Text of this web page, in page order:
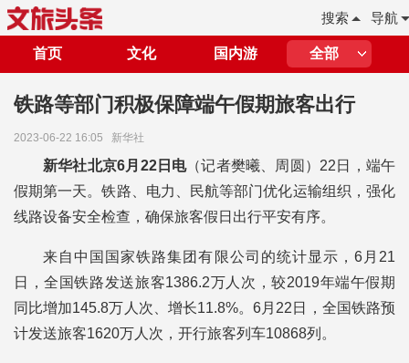
导航
搜索
首页 文化 国内游 全部
铁路等部门积极保障端午假期旅客出行
2023-06-22 16:05 新华社
新华社北京6月22日电（记者樊曦、周圆）22日，端午
假期第一天。铁路、电力、民航等部门优化运输组织，强化
线路设备安全检查，确保旅客假日出行平安有序。
来自中国国家铁路集团有限公司的统计显示，6月21
日，全国铁路发送旅客1386.2万人次，较2019年端午假期
同比增加145.8万人次、增长11.8%。6月22日，全国铁路预
计发送旅客1620万人次，开行旅客列车10868列。